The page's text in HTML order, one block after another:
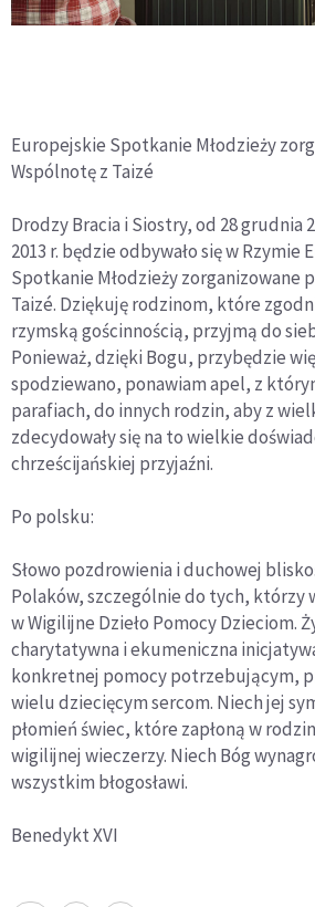
Europejskie Spotkanie Młodzieży
Wspólnotę z Taizé
Drodzy Bracia i Siostry, od 28 grudnia
2013 r. będzie odbywało się w Rzymie
Spotkanie Młodzieży zorganizowane
Taizé. Dziękuję rodzinom, które
rzymską gościnnością, przyjmą do
Ponieważ, dzięki Bogu, przybędzie
spodziewano, ponawiam apel, z
parafiach, do innych rodzin, aby z
zdecydowały się na to wielkie
chrześcijańskiej przyjaźni.
Po polsku:
Słowo pozdrowienia i duchowej
Polaków, szczególnie do tych, którzy
w Wigilijne Dzieło Pomocy Dzieciom.
charytatywna i ekumeniczna
konkretnej pomocy potrzebującym,
wielu dziecięcym sercom. Niech jej
płomień świec, które zapłoną w
wigilijnej wieczerzy. Niech Bóg
wszystkim błogosławi.
Benedykt XVI